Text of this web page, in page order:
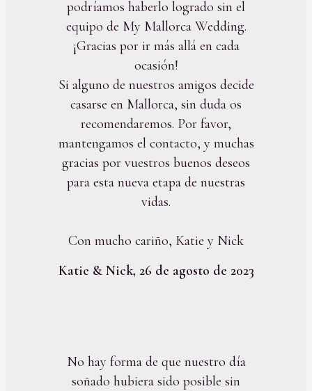
podríamos haberlo logrado sin el
equipo de My Mallorca Wedding.
¡Gracias por ir más allá en cada
ocasión!
Si alguno de nuestros amigos decide
casarse en Mallorca, sin duda os
recomendaremos. Por favor,
mantengamos el contacto, y muchas
gracias por vuestros buenos deseos
para esta nueva etapa de nuestras
vidas.
Con mucho cariño, Katie y Nick
Katie & Nick, 26 de agosto de 2023
No hay forma de que nuestro día
soñado hubiera sido posible sin